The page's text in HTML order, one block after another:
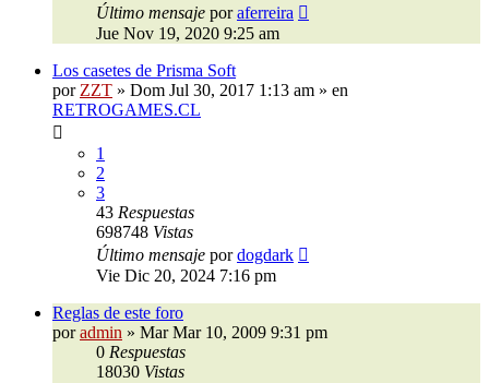
Último mensaje poraferreira
Jue Nov 19, 2020 9:25 am
Los casetes de Prisma Soft
por ZZT » Dom Jul 30, 2017 1:13 am » en
RETROGAMES.CL
1
2
3
43 Respuestas
698748 Vistas
Último mensaje pordogdark
Vie Dic 20, 2024 7:16 pm
Reglas de este foro
poradmin » Mar Mar 10, 2009 9:31 pm
0 Respuestas
18030 Vistas